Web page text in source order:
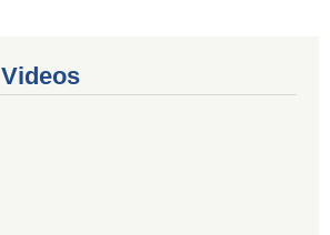
Videos